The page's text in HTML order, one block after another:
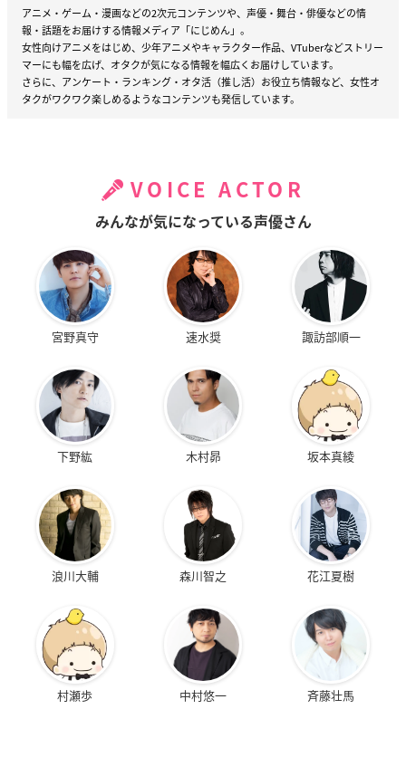
アニメ・ゲーム・漫画などの2次元コンテンツや、声優・舞台・俳優などの情
報・話題をお届けする情報メディア「にじめん」。
女性向けアニメをはじめ、少年アニメやキャラクター作品、VTuberなどストリー
マーにも幅を広げ、オタクが気になる情報を幅広くお届けしています。
さらに、アンケート・ランキング・オタ活（推し活）お役立ち情報など、女性オ
タクがワクワク楽しめるようなコンテンツも発信しています。
VOICE ACTOR
みんなが気になっている声優さん
宮野真守 速水奨 諏訪部順一
下野紘 木村昴 坂本真綾
浪川大輔 森川智之 花江夏樹
村瀬歩 中村悠一 斉藤壮馬